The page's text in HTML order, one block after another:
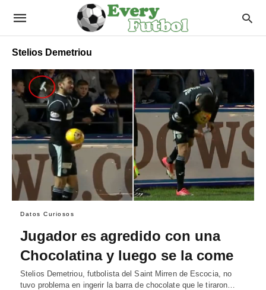
Stelios Demetriou
Datos Curiosos
Jugador es agredido con una
Chocolatina y luego se la come
Stelios Demetriou, futbolista del Saint Mirren de Escocia, no
tuvo problema en ingerir la barra de chocolate que le tiraron…